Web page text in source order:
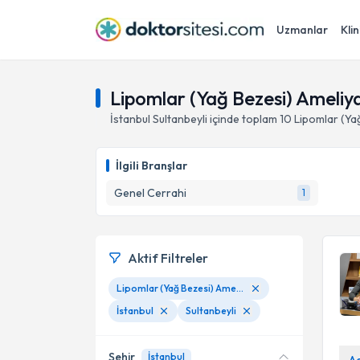
Uzmanlar
Lipomlar (Yağ Bezesi)
İstanbul Sultanbeyli içinde toplam 10 Lipomlar
İlgili Branşlar
Genel Cerrahi
1
Aktif Filtreler
Lipomlar (Yağ Bezesi) Ameliyat İle Tedavisi
İstanbul
Sultanbeyli
Şehir İstanbul